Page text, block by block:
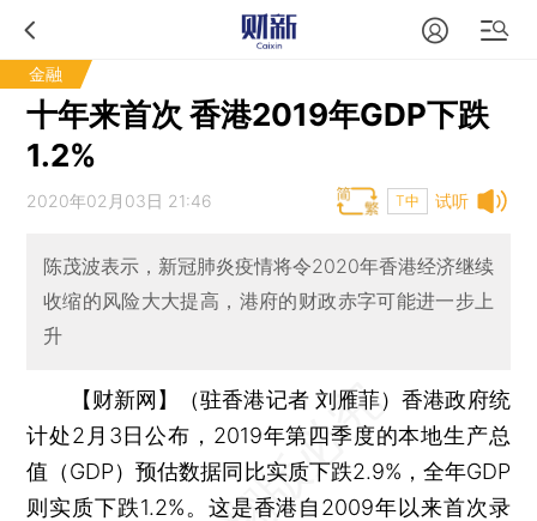
金融
十年来首次 香港2019年GDP下跌
1.2%
试听
2020年02月03日 21:46 T中
陈茂波表示，新冠肺炎疫情将令2020年香港经济继续
收缩的风险大大提高，港府的财政赤字可能进一步上
升
【财新网】（驻香港记者 刘雁菲）香港政府统
计处2月3日公布，2019年第四季度的本地生产总
值（GDP）预估数据同比实质下跌2.9%，全年GDP
则实质下跌1.2%。这是香港自2009年以来首次录